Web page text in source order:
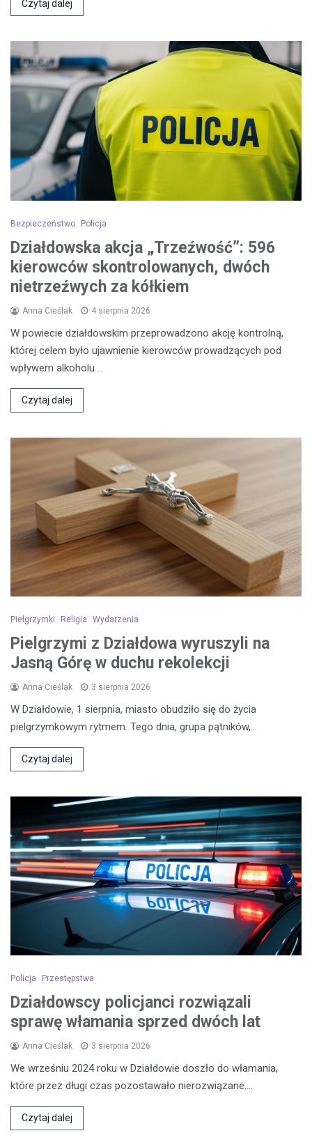
Czytaj dalej
Bezpieczeństwo Policja
Działdowska akcja „Trzeźwość”: 596
kierowców skontrolowanych, dwóch
nietrzeźwych za kółkiem
Anna Cieślak 4 sierpnia 2026
W powiecie działdowskim przeprowadzono akcję kontrolną,
której celem było ujawnienie kierowców prowadzących pod
wpływem alkoholu.…
Czytaj dalej
Pielgrzymki Religia Wydarzenia
Pielgrzymi z Działdowa wyruszyli na
Jasną Górę w duchu rekolekcji
Anna Cieślak 3 sierpnia 2026
W Działdowie, 1 sierpnia, miasto obudziło się do życia
pielgrzymkowym rytmem. Tego dnia, grupa pątników,…
Czytaj dalej
Policja Przestępstwa
Działdowscy policjanci rozwiązali
sprawę włamania sprzed dwóch lat
Anna Cieślak 3 sierpnia 2026
We wrześniu 2024 roku w Działdowie doszło do włamania,
które przez długi czas pozostawało nierozwiązane.…
Czytaj dalej